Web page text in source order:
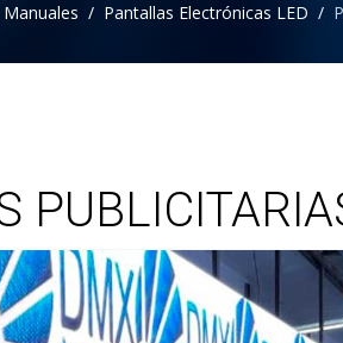
Pantallas Electrónicas LED